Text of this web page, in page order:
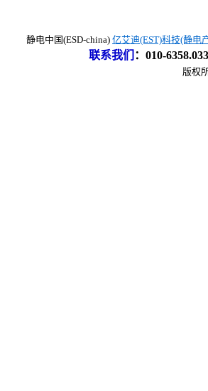
静电中国(ESD-china) 亿艾迪(EST)科技(静电
联系我们 ： 010-
版权